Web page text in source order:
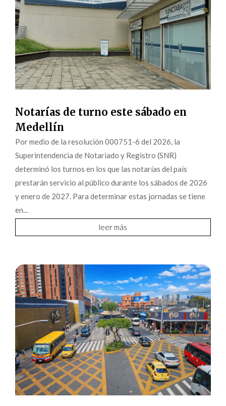
Notarías de turno este sábado en
Medellín
Por medio de la resolución 000751-6 del 2026, la
Superintendencia de Notariado y Registro (SNR)
determinó los turnos en los que las notarías del país
prestarán servicio al público durante los sábados de 2026
y enero de 2027. Para determinar estas jornadas se tiene
en...
leer más